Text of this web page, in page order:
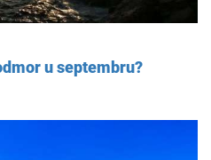
u septembru?